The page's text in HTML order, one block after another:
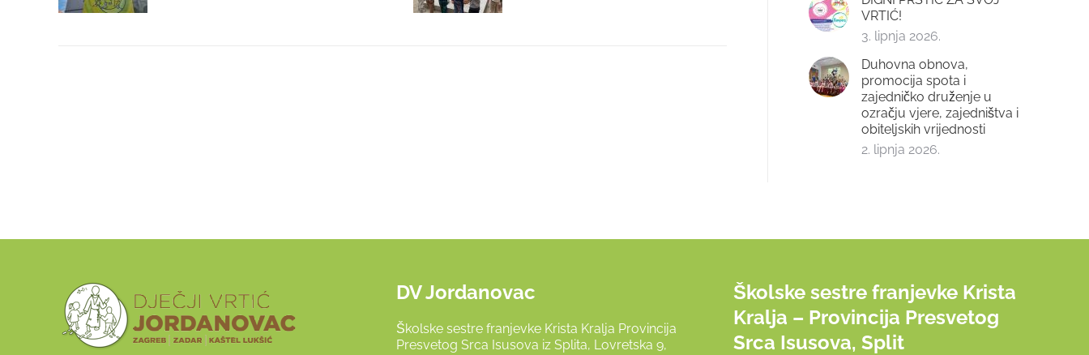
VRTIĆ!
3. lipnja 2026.
Duhovna obnova,
promocija spota i
zajedničko druženje u
ozračju vjere, zajedništva i
obiteljskih vrijednosti
2. lipnja 2026.
DV Jordanovac
Školske sestre franjevke Krista Kralja Provincija
Presvetog Srca Isusova iz Splita, Lovretska 9,
Školske sestre franjevke Krista
Kralja – Provincija Presvetog
Srca Isusova, Split